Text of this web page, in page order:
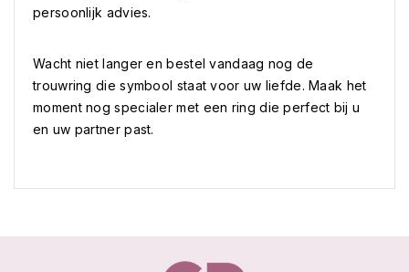
persoonlijk advies.
Wacht niet langer en bestel vandaag nog de
trouwring die symbool staat voor uw liefde. Maak het
moment nog specialer met een ring die perfect bij u
en uw partner past.